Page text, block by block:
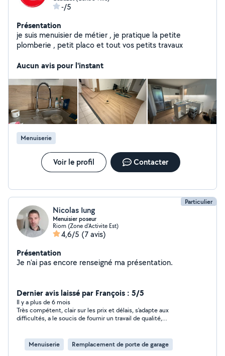
-/5
Présentation
je suis menuisier de métier , je pratique la petite
plomberie , petit placo et tout vos petits travaux
Aucun avis pour l'instant
Menuiserie
Voir le profil Contacter
Particulier
Nicolas Iung
Menuisier poseur
Riom (Zone d'Activite Est)
4,6/5 (7 avis)
Présentation
Je n'ai pas encore renseigné ma présentation.
Dernier avis laissé par François : 5/5
Il y a plus de 6 mois
Très compétent, clair sur les prix et délais, s'adapte aux
difficultés, a le soucis de fournir un travail de qualité,
Menuiserie Remplacement de porte de garage